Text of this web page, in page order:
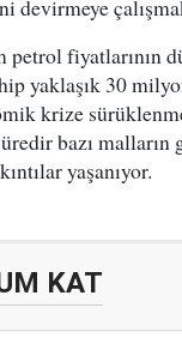
devirmeye
fiyatlarının
yaklaşık 30
krize
bazı malların
yaşanıyor.
KAT